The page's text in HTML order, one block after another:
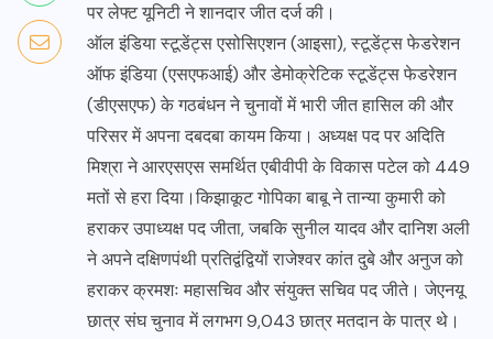
पर लेफ्ट यूनिटी ने शानदार जीत दर्ज की।
ऑल इंडिया स्टूडेंट्स एसोसिएशन (आइसा), स्टूडेंट्स फेडरेशन
ऑफ इंडिया (एसएफआई) और डेमोक्रेटिक स्टूडेंट्स फेडरेशन
(डीएसएफ) के गठबंधन ने चुनावों में भारी जीत हासिल की और
परिसर में अपना दबदबा कायम किया। अध्यक्ष पद पर अदिति
मिश्रा ने आरएसएस समर्थित एबीवीपी के विकास पटेल को 449
मतों से हरा दिया।किझाकूट गोपिका बाबू ने तान्या कुमारी को
हराकर उपाध्यक्ष पद जीता, जबकि सुनील यादव और दानिश अली
ने अपने दक्षिणपंथी प्रतिद्वंद्वियों राजेश्वर कांत दुबे और अनुज को
हराकर क्रमशः महासचिव और संयुक्त सचिव पद जीते। जेएनयू
छात्र संघ चुनाव में लगभग 9,043 छात्र मतदान के पात्र थे।